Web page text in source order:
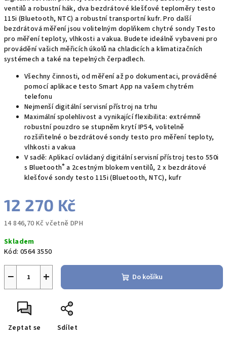
ventilů a robustní hák, dva bezdrátové klešťové teploměry testo
115i (Bluetooth, NTC) a robustní transportní kufr. Pro další
bezdrátová měření jsou volitelným doplňkem chytré sondy Testo
pro měření teploty, vlhkosti a vakua. Budete ideálně vybaveni pro
provádění vašich měřicích úkolů na chladicích a klimatizačních
systémech a také na tepelných čerpadlech.
Všechny činnosti, od měření až po dokumentaci, prováděné
pomocí aplikace testo Smart App na vašem chytrém
telefonu
Nejmenší digitální servisní přístroj na trhu
Maximální spolehlivost a vynikající flexibilita: extrémně
robustní pouzdro se stupněm krytí IP54, volitelně
rozšiřitelné o bezdrátové sondy testo pro měření teploty,
vlhkosti a vakua
V sadě: Aplikací ovládaný digitální servisní přístroj testo 550i
s Bluetooth® a 2cestným blokem ventilů, 2 x bezdrátové
klešťové sondy testo 115i (Bluetooth, NTC), kufr
12 270 Kč
14 846,70 Kč včetně DPH
cena:
Skladem
Kód: 0564 3550
+
− Do košíku
Zeptat se Sdílet